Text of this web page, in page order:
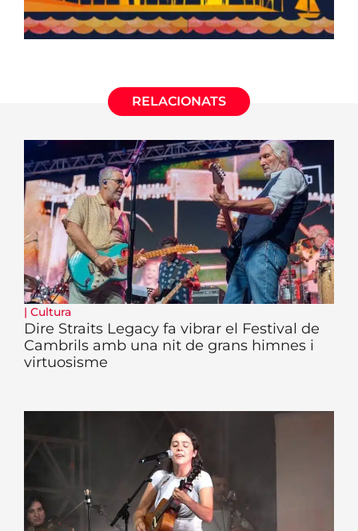
RELACIONATS
| Cultura
Dire Straits Legacy fa vibrar el Festival de
Cambrils amb una nit de grans himnes i
virtuosisme